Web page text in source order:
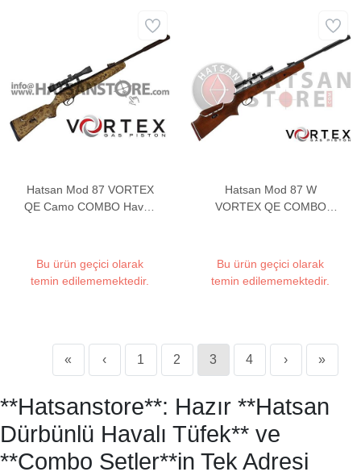
Hatsan Mod 87 VORTEX
QE Camo COMBO Havalı
Bu ürün geçici olarak
temin edilememektedir.
Hatsan Mod 87 W
VORTEX QE COMBO
Bu ürün geçici olarak
temin edilememektedir.
« ‹ 1 2 3 4 › »
**Hatsanstore**: Hazır **Hatsan
Dürbünlü Havalı Tüfek** ve
**Combo Setler**in Tek Adresi